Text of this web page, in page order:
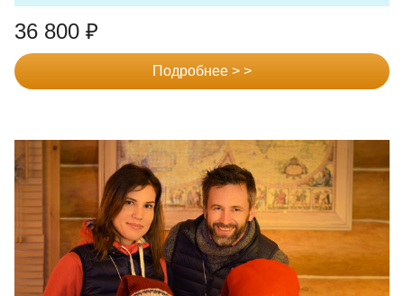
36 800 ₽
Подробнее > >